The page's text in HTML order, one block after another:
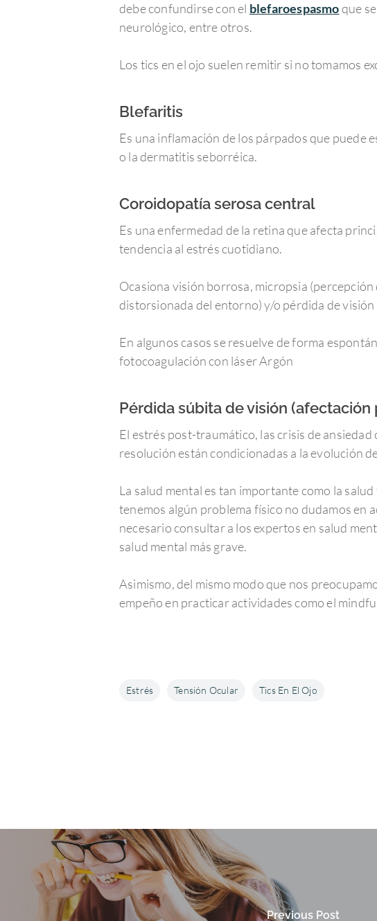
debe confundirse con el blefaroespasmoque
neurológico, entre otros.
Los tics en el ojo suelen remitir si no tomamos
Blefaritis
Es una inflamación de los párpados que puede
o la dermatitis seborréica.
Coroidopatía serosa central
Es una enfermedad de la retina que afecta
tendencia al estrés cuotidiano.
Ocasiona visión borrosa, micropsia
distorsionada del entorno) y/o pérdida de visión
En algunos casos se resuelve de forma
fotocoagulación con láser Argón
Pérdida súbita de visión (afectación
El estrés post-traumático, las crisis de
resolución están condicionadas a la evolución
La salud mental es tan importante como la
tenemos algún problema físico no dudamos en
necesario consultar a los expertos en salud
salud mental más grave.
Asimismo, del mismo modo que nos
empeño en practicar actividades como el
Estrés Tensión Ocular Tics En El Ojo
Previous Post